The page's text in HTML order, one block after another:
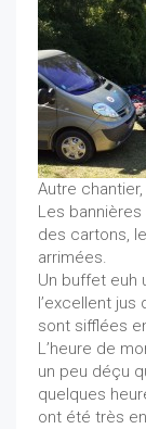
Autre
Les
des cartons,
arrimées.
Un buffet euh
l’excellent jus
sont sifflées
L’heure de
un peu déçu
quelques
ont été très